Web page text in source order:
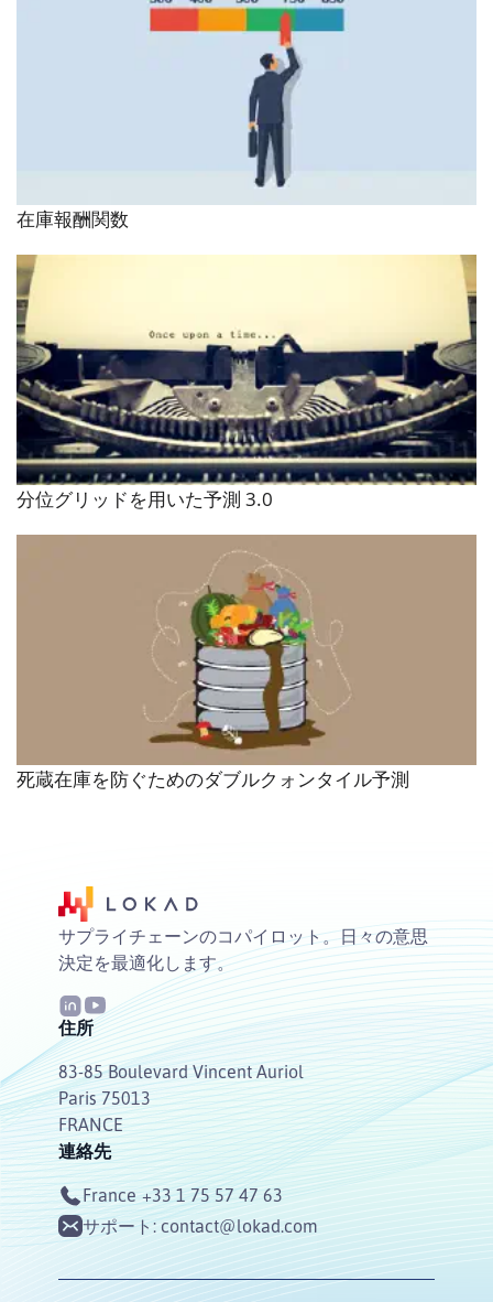
在庫報酬関数
分位グリッドを用いた予測 3.0
死蔵在庫を防ぐためのダブルクォンタイル予測
サプライチェーンのコパイロット。日々の意思
決定を最適化します。
住所
83-85 Boulevard Vincent Auriol
Paris 75013
FRANCE
連絡先
France +33 1 75 57 47 63
サポート:contact@lokad.com